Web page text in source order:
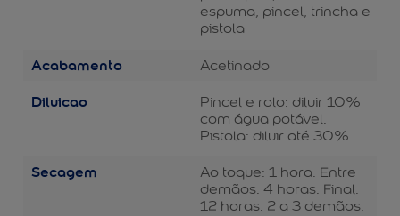
espuma, pincel, trincha e
pistola
Acabamento Acetinado
Diluicao
Pincel e rolo: diluir 10%
com água potável.
Pistola: diluir até 30%.
Secagem
Ao toque: 1 hora. Entre
demãos: 4 horas. Final:
12 horas. 2 a 3 demãos.